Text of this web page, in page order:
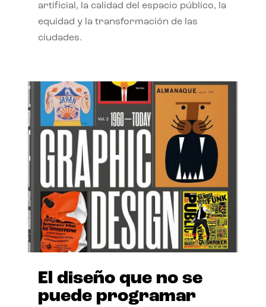
artificial, la calidad del espacio público, la
equidad y la transformación de las
ciudades.
El diseño que no se
puede programar